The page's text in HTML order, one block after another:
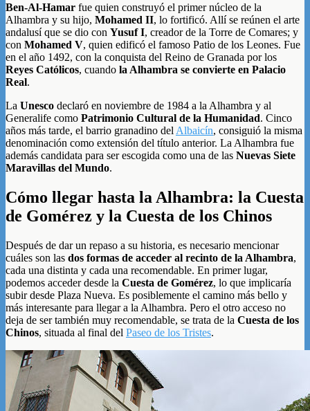
Ben-Al-Hamar fue quien construyó el primer núcleo de la
Alhambra y su hijo, Mohamed II, lo fortificó. Allí se reúnen el arte
andalusí que se dio con Yusuf I, creador de la Torre de Comares; y
con Mohamed V, quien edificó el famoso Patio de los Leones. Fue
en el año 1492, con la conquista del Reino de Granada por los
Reyes Católicos, cuando la Alhambra se convierte en Palacio
Real.
La Unesco declaró en noviembre de 1984 a la Alhambra y al
Generalife como Patrimonio Cultural de la Humanidad. Cinco
años más tarde, el barrio granadino del Albaicín, consiguió la misma
denominación como extensión del título anterior. La Alhambra fue
además candidata para ser escogida como una de las Nuevas Siete
Maravillas del Mundo.
Cómo llegar hasta la Alhambra: la Cuesta
de Gomérez y la Cuesta de los Chinos
Después de dar un repaso a su historia, es necesario mencionar
cuáles son las dos formas de acceder al recinto de la Alhambra,
cada una distinta y cada una recomendable. En primer lugar,
podemos acceder desde la Cuesta de Gomérez, lo que implicaría
subir desde Plaza Nueva. Es posiblemente el camino más bello y
más interesante para llegar a la Alhambra. Pero el otro acceso no
deja de ser también muy recomendable, se trata de la Cuesta de los
Chinos, situada al final del Paseo de los Tristes.